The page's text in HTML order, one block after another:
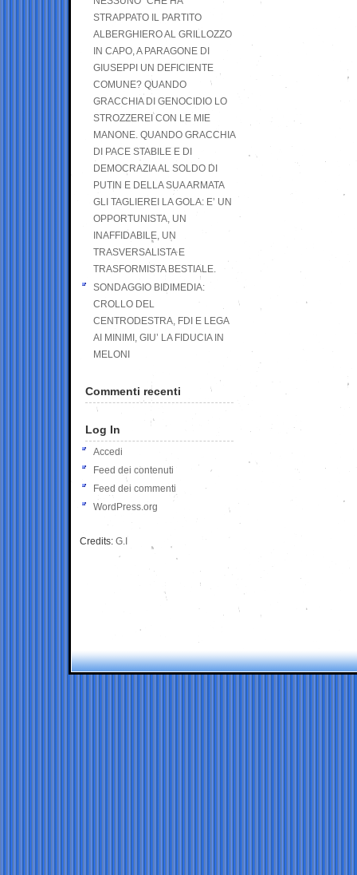
STRAPPATO IL PARTITO
ALBERGHIERO AL GRILLOZZO
IN CAPO, A PARAGONE DI
GIUSEPPI UN DEFICIENTE
COMUNE? QUANDO
GRACCHIA DI GENOCIDIO LO
STROZZEREI CON LE MIE
MANONE. QUANDO GRACCHIA
DI PACE STABILE E DI
DEMOCRAZIA AL SOLDO DI
PUTIN E DELLA SUA ARMATA
GLI TAGLIEREI LA GOLA: E’ UN
OPPORTUNISTA, UN
INAFFIDABILE, UN
TRASVERSALISTA E
TRASFORMISTA BESTIALE.
SONDAGGIO BIDIMEDIA:
CROLLO DEL
CENTRODESTRA, FDI E LEGA
AI MINIMI, GIU’ LA FIDUCIA IN
MELONI
Commenti recenti
Log In
Accedi
Feed dei contenuti
Feed dei commenti
WordPress.org
Credits: G.I